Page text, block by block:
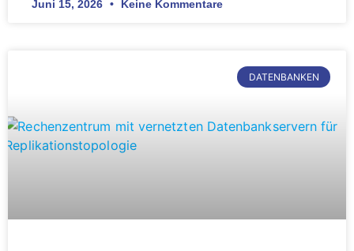
Juni 15, 2026 Keine Kommentare
DATENBANKEN